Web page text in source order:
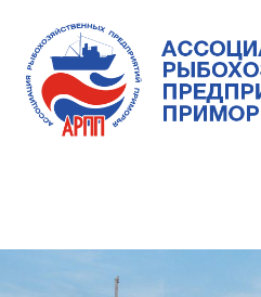
content
предприятий